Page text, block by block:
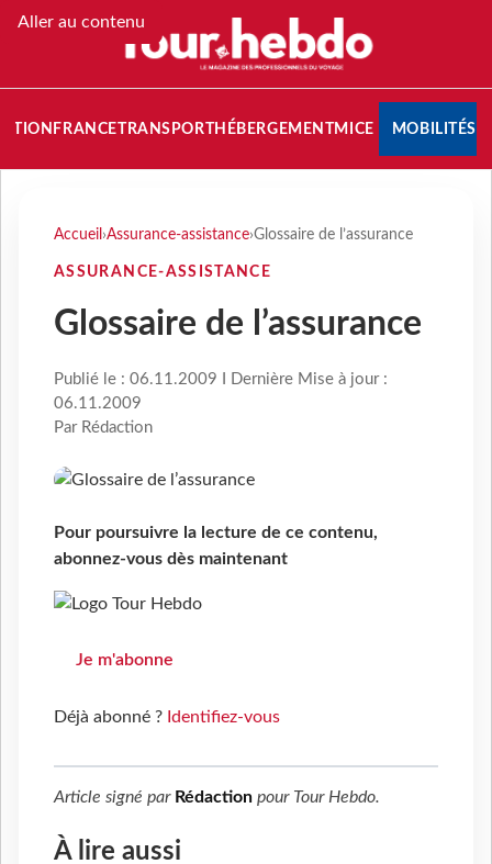
Aller au contenu
FRANCETRANSPORT HÉBERGEMENTMICE MOBILITÉS
Accueil ›Assurance-assistance›Glossaire de l’assurance
ASSURANCE-ASSISTANCE
Glossaire de l’assurance
Publié le : 06.11.2009 I Dernière Mise à jour :
06.11.2009
Par Rédaction
Pour poursuivre la lecture de ce contenu,
abonnez-vous dès maintenant
Je m'abonne
Déjà abonné ? Identifiez-vous
Article signé par Rédaction pour Tour Hebdo.
À lire aussi